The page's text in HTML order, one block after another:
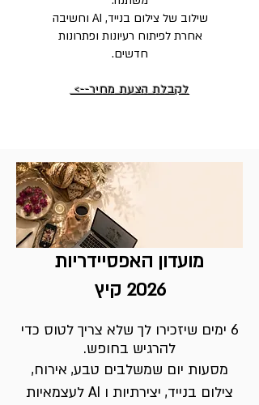
שילוב של צילום בנייד, AI וחשיבה
אחרת לפיתוח רעיונות ופתרונות
חדשים.
לקבלת הצעת מחיר-->
מועדון האפסיידריות
2026 קיץ
6 ימים שיזכירו לך שלא צריך לטוס כדי
להרגיש בחופש.
מסעות יום שמשלבים טבע, אירוח,
צילום בנייד, יצירתיות ו AI לעצמאיות